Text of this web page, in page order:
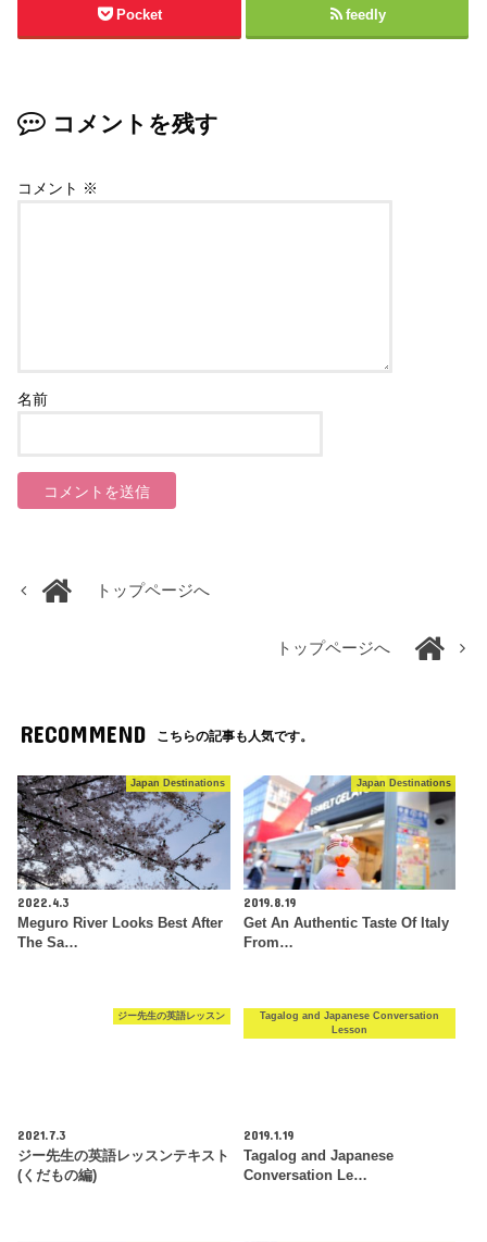
Pocket feedly
コメントを残す
コメント ※
名前
トップページへ
トップページへ
RECOMMEND こちらの記事も人気です。
Japan Destinations
2022.4.3
Meguro River Looks Best After
The Sa…
Japan Destinations
2019.8.19
Get An Authentic Taste Of Italy
From…
ジー先生の英語レッスン
2021.7.3
ジー先生の英語レッスンテキスト
(くだもの編)
Tagalog and Japanese Conversation
Lesson
2019.1.19
Tagalog and Japanese
Conversation Le…